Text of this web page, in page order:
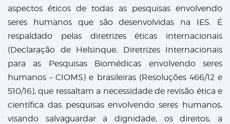
aspectos éticos de todas as pesquisas envolvendo
seres humanos que são desenvolvidas na IES. É
respaldado pelas diretrizes éticas internacionais
(Declaração de Helsinque, Diretrizes Internacionais
para as Pesquisas Biomédicas envolvendo seres
humanos – CIOMS) e brasileiras (Resoluções 466/12 e
510/16), que ressaltam a necessidade de revisão ética e
científica das pesquisas envolvendo seres humanos,
visando salvaguardar a dignidade, os direitos, a